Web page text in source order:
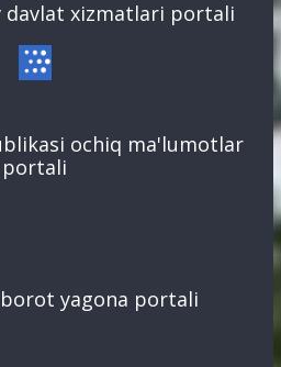
davlat xizmatlari portali
ochiq ma'lumotlar
portali
yagona portali